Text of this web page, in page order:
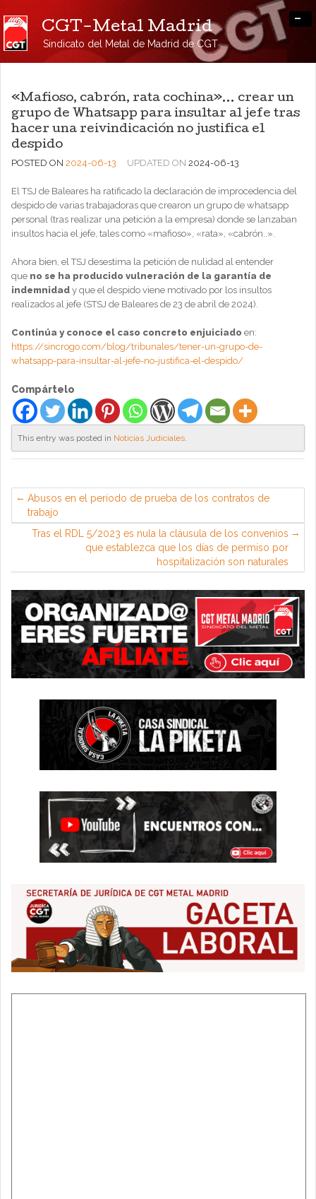
CGT-Metal Madrid
Sindicato del Metal de Madrid de CGT
-
«Mafioso, cabrón, rata cochina»… crear un
grupo de Whatsapp para insultar al jefe tras
hacer una reivindicación no justifica el
despido
POSTED ON 2024-06-13 UPDATED ON 2024-06-13
El TSJ de Baleares ha ratificado la declaración de improcedencia del
despido de varias trabajadoras que crearon un grupo de whatsapp
personal (tras realizar una petición a la empresa) donde se lanzaban
insultos hacia el jefe, tales como «mafioso», «rata», «cabrón..».
Ahora bien, el TSJ desestima la petición de nulidad al entender
que no se ha producido vulneración de la garantía de
indemnidad y que el despido viene motivado por los insultos
realizados al jefe (STSJ de Baleares de 23 de abril de 2024).
Continúa y conoce el caso concreto enjuiciado en:
https://sincrogo.com/blog/tribunales/tener-un-grupo-de-
whatsapp-para-insultar-al-jefe-no-justifica-el-despido/
Compártelo
This entry was posted in Noticias Judiciales.
Abusos en el período de prueba de los contratos de
trabajo
Tras el RDL 5/2023 es nula la cláusula de los convenios
que establezca que los días de permiso por
hospitalización son naturales